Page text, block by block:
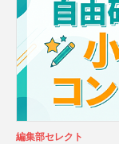
編集部セレクト